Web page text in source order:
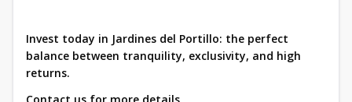
Invest today in Jardines del Portillo: the perfect
balance between tranquility, exclusivity, and high
returns.